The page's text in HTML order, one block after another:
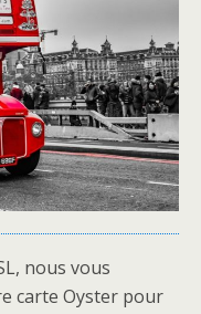
nous vous
carte Oyster pour